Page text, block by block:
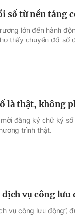
số từ nền tảng
lớn đến hành
thấy chuyển đổi số
là thật, không
đăng ký chữ ký
trình thật.
vụ công lưu
vụ công lưu động”,